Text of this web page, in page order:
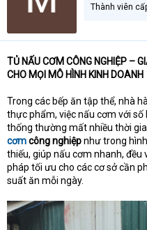
Thành viên
TỦ NẤU CƠM CÔNG NGHIỆP –
CHO MỌI MÔ HÌNH KINH DOANH
Trong các bếp ăn tập thể, nhà
thực phẩm, việc nấu cơm với
thống thường mất nhiều thời
cơmcông nghiệpnhư trong
thiếu, giúp nấu cơm nhanh,
pháp tối ưu cho các cơ sở cần
suất ăn mỗi ngày.